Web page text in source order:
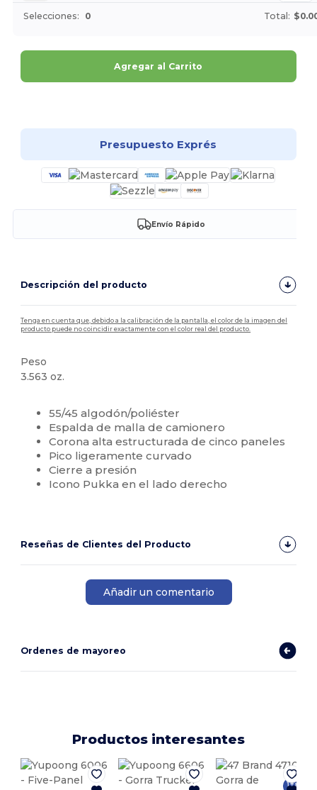
Selecciones: 0 Total:
Agregar al Carrito
Presupuesto Exprés
Envío Rápido
Descripción del producto
Tenga en cuenta que, debido a la calibración de la pantalla, el color de la imagen del
producto puede no coincidir exactamente con el color real del producto.
Peso
3.563 oz.
55/45 algodón/poliéster
Espalda de malla de camionero
Corona alta estructurada de cinco paneles
Pico ligeramente curvado
Cierre a presión
Icono Pukka en el lado derecho
Reseñas de Clientes del Producto
Añadir un comentario
Ordenes de mayoreo
Productos interesantes